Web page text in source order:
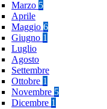
Marzo 5
Aprile
Maggio 6
Giugno 1
Luglio
Agosto
Settembre
Ottobre 1
Novembre 5
Dicembre 1